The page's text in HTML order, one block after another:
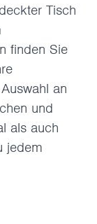
Tisch
finden Sie
an
und
als auch
jedem